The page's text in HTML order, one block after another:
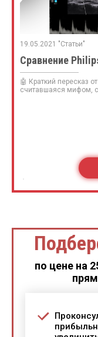
19.05.2021 "Статьи"
Сравнение
🤖 Краткий пересказ
считавшаяся мифом,
по цене на